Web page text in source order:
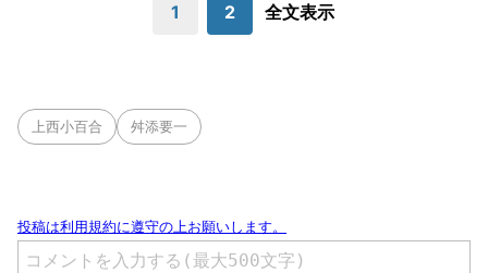
1 2 全文表示
上西小百合 舛添要一